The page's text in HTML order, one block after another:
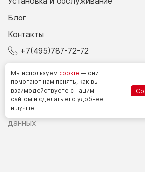
Блог
Контакты
+7(495)787-72-72
Счетчики посетителей в РФ
Политика в области обработки
данных
Мы используем cookie — они
помогают нам понять, как вы
взаимодействуете с нашим
сайтом и сделать его удобнее
и лучше.